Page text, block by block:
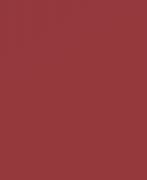
un thème, le seul
d'arrivée de votre
la méthode citée
terminal